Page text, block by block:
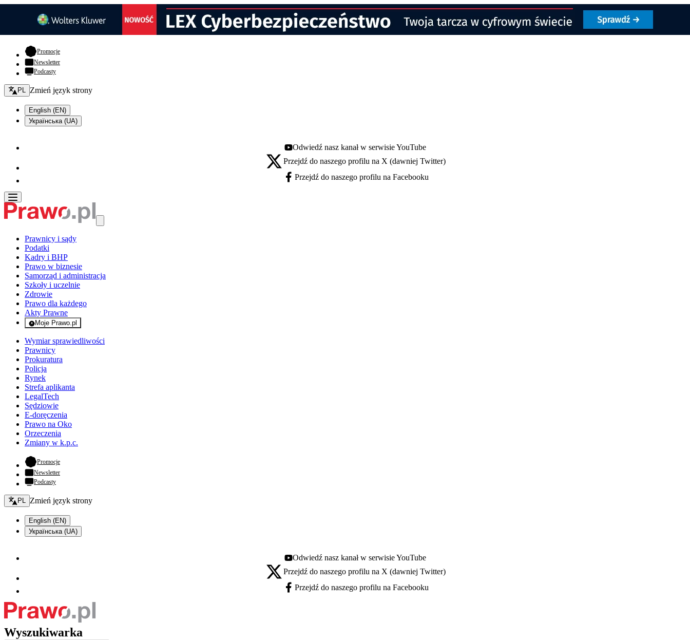
Promocje- otwiera się w nowej karcie
Newsletter
Podcasty
Zmień język - bieżący:
PL Zmień język strony
English (EN)
Українська (UA)
Youtube - otwiera się w nowej karcie
Odwiedź nasz kanał w serwisie YouTube
X - otwiera się w nowej karcie
Przejdź do naszego profilu na X (dawniej Twitter)
Facebook - otwiera się w nowej karcie
Przejdź do naszego profilu na Facebooku
Prawnicy i sądy
Podatki
Kadry i BHP
Prawo w biznesie
Samorząd i administracja
Szkoły i uczelnie
Zdrowie
Prawo dla każdego
Akty Prawne
Moje Prawo.pl
- rejestracja i logowanie do serwisu
Wymiar sprawiedliwości
Prawnicy
Prokuratura
Policja
Rynek
Strefa aplikanta
LegalTech
Sędziowie
E-doręczenia
Prawo na Oko
Orzeczenia
Zmiany w k.p.c.
Promocje- otwiera się w nowej karcie
Newsletter
Podcasty
Zmień język - bieżący:
PL Zmień język strony
English (EN)
Українська (UA)
Youtube - otwiera się w nowej karcie
Odwiedź nasz kanał w serwisie YouTube
X - otwiera się w nowej karcie
Przejdź do naszego profilu na X (dawniej Twitter)
Facebook - otwiera się w nowej karcie
Przejdź do naszego profilu na Facebooku
Wyszukiwarka